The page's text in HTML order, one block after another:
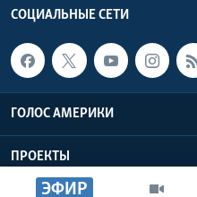
ЭФИР
СОЦИАЛЬНЫЕ СЕТИ
ГОЛОС АМЕРИКИ
ПРОЕКТЫ